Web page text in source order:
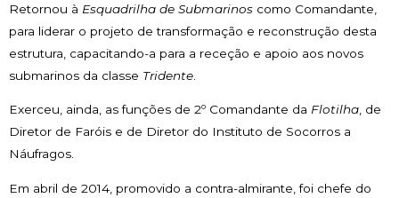
Retornou à Esquadrilha de Submarinos como Comandante,
para liderar o projeto de transformação e reconstrução desta
estrutura, capacitando-a para a receção e apoio aos novos
submarinos da classe Tridente
Exerceu, ainda, as funções de 2º Comandante da Flotilha, de
Diretor de Faróis e de Diretor do Instituto de Socorros a
Náufragos.
Em abril de 2014, promovido a contra-almirante, foi chefe do